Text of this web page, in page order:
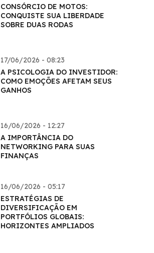
CONSÓRCIO DE MOTOS:
CONQUISTE SUA LIBERDADE
SOBRE DUAS RODAS
17/06/2026 - 08:23
A PSICOLOGIA DO INVESTIDOR:
COMO EMOÇÕES AFETAM SEUS
GANHOS
16/06/2026 - 12:27
A IMPORTÂNCIA DO
NETWORKING PARA SUAS
FINANÇAS
16/06/2026 - 05:17
ESTRATÉGIAS DE
DIVERSIFICAÇÃO EM
PORTFÓLIOS GLOBAIS:
HORIZONTES AMPLIADOS